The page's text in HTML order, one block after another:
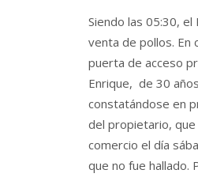
Siendo las 05:30,
venta de pollos. En
puerta de acceso
Enrique, de 30
constatándose en
del propietario, que
comercio el día
que no fue hallado.